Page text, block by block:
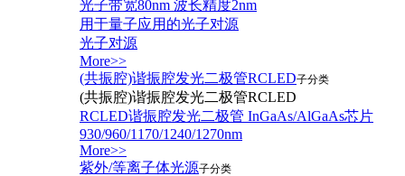
光子带宽80nm 波长精度2nm
用于量子应用的光子对源
光子对源
More>>
(共振腔)谐振腔发光二极管RCLED子分类
(共振腔)谐振腔发光二极管RCLED
RCLED谐振腔发光二极管 InGaAs/AlGaAs芯片
930/960/1170/1240/1270nm
More>>
紫外/等离子体光源子分类